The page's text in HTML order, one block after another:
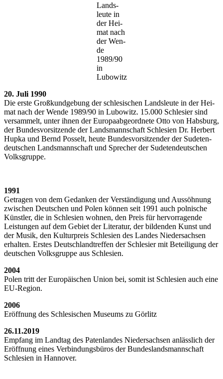
Lands­
leu­te in
der Hei­
mat nach
der Wen­
de
1989/90
in
Lubowitz
20. Juli 1990
Die ers­te Groß­kund­ge­bung der schle­si­schen Lands­leu­te in der Hei­
mat nach der Wen­de 1989/90 in Lubo­witz. 15.000 Schle­si­er sind
ver­sam­melt, unter ihnen der Euro­pa­ab­ge­ord­ne­te Otto von Habs­burg,
der Bun­des­vor­sit­zen­de der Lands­mann­schaft Schle­si­en Dr. Her­bert
Hup­ka und Bernd Pos­selt, heu­te Bun­des­vor­sit­zen­der der Sude­ten­
deut­schen Lands­mann­schaft und Spre­cher der Sude­ten­deut­schen
Volksgruppe.
1991
Getra­gen von dem Gedan­ken der Ver­stän­di­gung und Aus­söh­nung
zwi­schen Deut­schen und Polen kön­nen seit 1991 auch pol­ni­sche
Künst­ler, die in Schle­si­en woh­nen, den Preis für her­vor­ra­gen­de
Leis­tun­gen auf dem Gebiet der Lite­ra­tur, der bil­den­den Kunst und
der Musik, den Kul­tur­preis Schle­si­en des Lan­des Nie­der­sach­sen
erhal­ten. Ers­tes Deutsch­land­tref­fen der Schle­si­er mit Betei­li­gung der
deut­schen Volks­grup­pe aus Schlesien.
2004
Polen tritt der Euro­päi­schen Uni­on bei, somit ist Schle­si­en auch eine
EU-Region.
2006
Eröff­nung des Schle­si­schen Muse­ums zu Görlitz
26.11.2019
Emp­fang im Land­tag des Paten­lan­des Nie­der­sach­sen anläss­lich der
Eröff­nung eines Ver­bin­dungs­bü­ros der Bun­des­lands­mann­schaft
Schle­si­en in Hannover.